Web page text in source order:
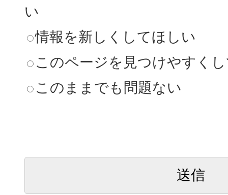
い
情報を新しくしてほしい
このページを見つけやすく
このままでも問題ない